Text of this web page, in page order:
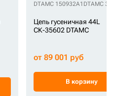
DTAMC 150932A1 DTAMC
Цепь гусеничная 44L
СК-35602 DTAMC
от 89 001 руб
В корзину